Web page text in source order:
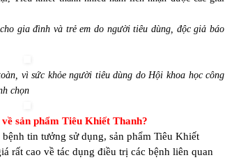
gia đình và trẻ em do người tiêu dùng, độc giả báo
vì sức khỏe người tiêu dùng do Hội khoa học công
chọn
sản phẩm Tiêu Khiết Thanh?
tin tưởng sử dụng, sản phẩm Tiêu Khiết
rất cao về tác dụng điều trị các bệnh liên quan